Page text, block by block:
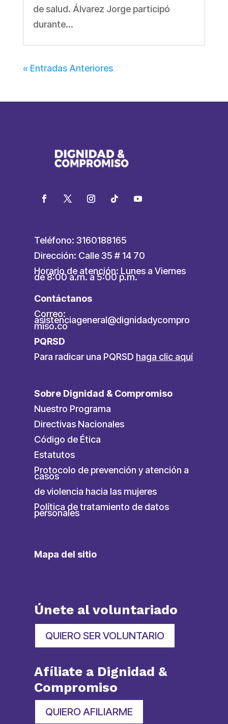
de salud. Álvarez Jorge participó
durante...
« Entradas Anteriores
Teléfono: 3160188165
Dirección: Calle 35 # 14 70
Horario de atención: Lunes a Viernes
de 8:00 a.m. a 5:00 p.m.
Contáctanos
Correo:
asistenciageneral@dignidadycompro
miso.co
PQRSD
Para radicar una PQRSD haga clic aquí
Sobre Dignidad & Compromiso
Nuestro Programa
Directivas Nacionales
Código de Ética
Estatutos
Protocolo de prevención y atención a
casos
de violencia hacia las mujeres
Política de tratamiento de datos
personales
Mapa del sitio
Únete al voluntariado
QUIERO SER VOLUNTARIO
Afíliate a Dignidad &
Compromiso
QUIERO AFILIARME